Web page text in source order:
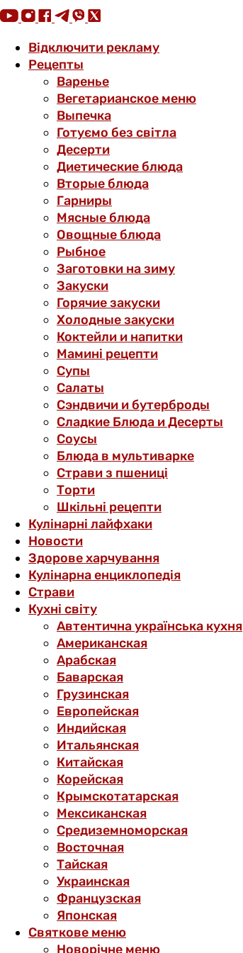
Відключити рекламу
Рецепты
Варенье
Вегетарианское меню
Выпечка
Готуємо без світла
Десерти
Диетические блюда
Вторые блюда
Гарниры
Мясные блюда
Овощные блюда
Рыбное
Заготовки на зиму
Закуски
Горячие закуски
Холодные закуски
Коктейли и напитки
Мамині рецепти
Супы
Салаты
Сэндвичи и бутерброды
Сладкие Блюда и Десерты
Соусы
Блюда в мультиварке
Страви з пшениці
Торти
Шкільні рецепти
Кулінарні лайфхаки
Новости
Здорове харчування
Кулінарна енциклопедія
Страви
Кухні світу
Автентична українська кухня
Американская
Арабская
Баварская
Грузинская
Европейская
Индийская
Итальянская
Китайская
Корейская
Крымскотатарская
Мексиканская
Средиземноморская
Восточная
Тайская
Украинская
Французская
Японская
Святкове меню
Новорічне меню